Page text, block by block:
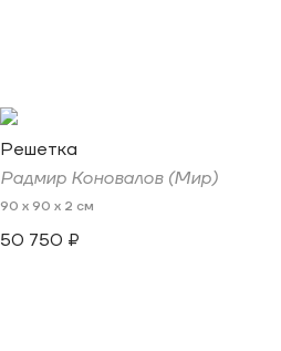
Решетка
Радмир Коновалов (Мир)
90 x 90 x 2 см
50 750 ₽